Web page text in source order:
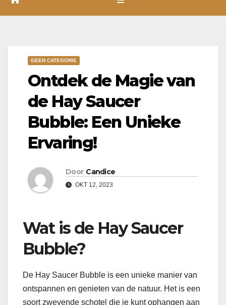
GEEN CATEGORIE
Ontdek de Magie van
de Hay Saucer
Bubble: Een Unieke
Ervaring!
Door Candice
OKT 12, 2023
Wat is de Hay Saucer
Bubble?
De Hay Saucer Bubble is een unieke manier van
ontspannen en genieten van de natuur. Het is een
soort zwevende schotel die je kunt ophangen aan